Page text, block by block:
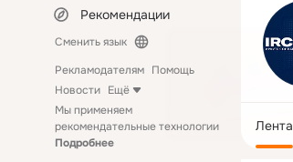
Рекомендации
Сменить язык
Рекламодателям Помощь
Новости Ещё
Мы применяем
рекомендательные технологии
Подробнее
Лента